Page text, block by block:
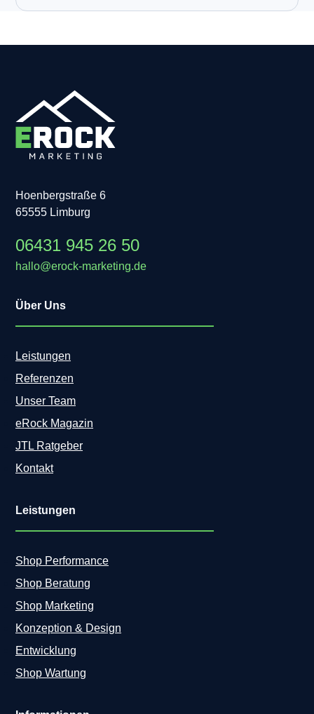
Hoenbergstraße 6
65555 Limburg
06431 945 26 50
hallo@erock-marketing.de
Über Uns
Leistungen
Referenzen
Unser Team
eRock Magazin
JTL Ratgeber
Kontakt
Leistungen
Shop Performance
Shop Beratung
Shop Marketing
Konzeption & Design
Entwicklung
Shop Wartung